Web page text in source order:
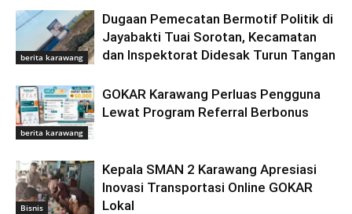
berita karawang
Dugaan Pemecatan Bermotif Politik di
Jayabakti Tuai Sorotan, Kecamatan
dan Inspektorat Didesak Turun Tangan
berita karawang
GOKAR Karawang Perluas Pengguna
Lewat Program Referral Berbonus
Bisnis
Kepala SMAN 2 Karawang Apresiasi
Inovasi Transportasi Online GOKAR
Lokal